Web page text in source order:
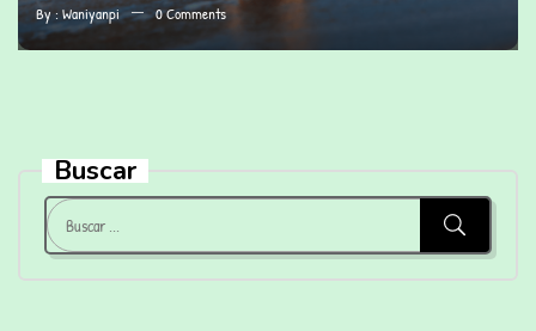
Buscar
By : Waniyanpi 0Comments